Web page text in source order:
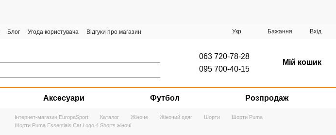
Блог Угода користувача
Відгуки про магазин
Укр Бажання Вхід
063 720-78-28
095 700-40-15
Мій кошик
Аксесуари Футбол Розпродаж
Інтернет-магазин EuropaSport Каталог Жіноче Жіночий одяг Шорти
Шорти Puma
Шорти Puma Essentials Cat Logo 4 Shorts жіночі